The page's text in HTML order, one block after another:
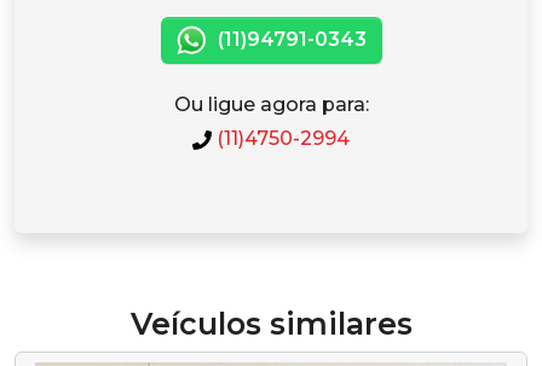
(11)94791-0343
Ou ligue agora para:
(11)4750-2994
Veículos similares